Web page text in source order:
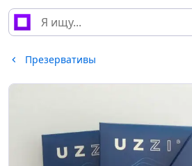
Презервативы